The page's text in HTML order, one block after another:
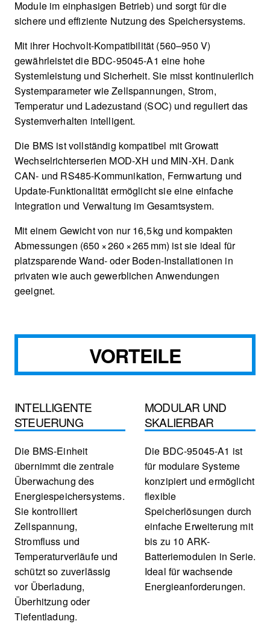
Module im einphasigen Betrieb) und sorgt für die
sichere und effiziente Nutzung des Speichersystems.
Mit ihrer Hochvolt-Kompatibilität (560–950 V)
gewährleistet die BDC-95045-A1 eine hohe
Systemleistung und Sicherheit. Sie misst kontinuierlich
Systemparameter wie Zellspannungen, Strom,
Temperatur und Ladezustand (SOC) und reguliert das
Systemverhalten intelligent.
Die BMS ist vollständig kompatibel mit Growatt
Wechselrichterserien MOD-XH und MIN-XH. Dank
CAN- und RS485-Kommunikation, Fernwartung und
Update-Funktionalität ermöglicht sie eine einfache
Integration und Verwaltung im Gesamtsystem.
Mit einem Gewicht von nur 16,5 kg und kompakten
Abmessungen (650 × 260 × 265 mm) ist sie ideal für
platzsparende Wand- oder Boden-Installationen in
privaten wie auch gewerblichen Anwendungen
geeignet.
VORTEILE
INTELLIGENTE
STEUERUNG
Die BMS-Einheit
übernimmt die zentrale
Überwachung des
Energiespeichersystems.
Sie kontrolliert
Zellspannung,
Stromfluss und
Temperaturverläufe und
schützt so zuverlässig
vor Überladung,
Überhitzung oder
Tiefentladung.
MODULAR UND
SKALIERBAR
Die BDC-95045-A1 ist
für modulare Systeme
konzipiert und ermöglicht
flexible
Speicherlösungen durch
einfache Erweiterung mit
bis zu 10 ARK-
Batteriemodulen in Serie.
Ideal für wachsende
Energieanforderungen.